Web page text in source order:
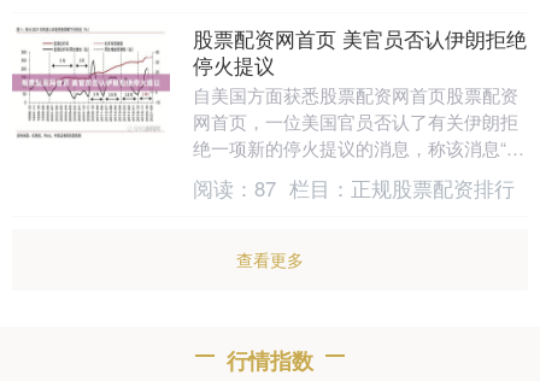
股票配资网首页 美官员否认伊朗拒绝
停火提议
自美国方面获悉股票配资网首页股票配资
网首页，一位美国官员否认了有关伊朗拒
绝一项新的停火提议的消息，称该消息“不
准确”。....
阅读： 87 栏目： 正规股票配资排行
查看更多
行情指数